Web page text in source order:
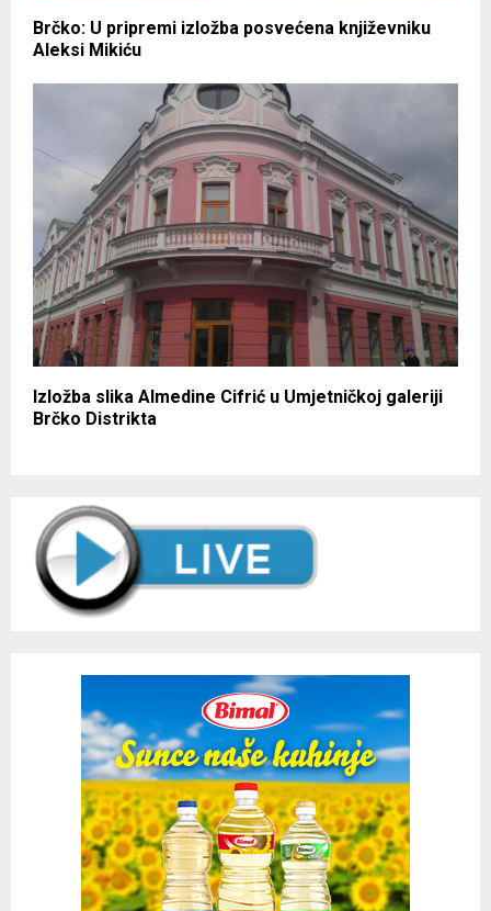
Brčko: U pripremi izložba posvećena književniku
Aleksi Mikiću
Izložba slika Almedine Cifrić u Umjetničkoj galeriji
Brčko Distrikta